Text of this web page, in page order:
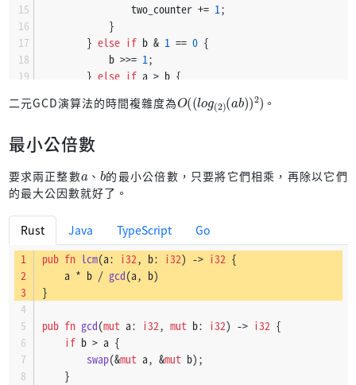
                two_counter +=
1;
            }
        }
else if b & 1 == 0 {
            b >>=
1;
        }
else if a > b {
        }
else {
        }
}
二元GCD演算法的時間複雜度為 ( ( 2 a
))2 。
最小公倍數
要求兩正整數 、b的最小公倍數，只要將它們相乘，再除以它們
的最大公因數就好了。
Rust Java TypeScript
Go
pub fn lcm(a: i32, b: i32) -> i32 {
    a * b /
gcd(a, b)
}
pub fn gcd(mut a: i32, mut b: i32) -> i32 {
if b > a {
swap(&mut a, &mut b);
    }